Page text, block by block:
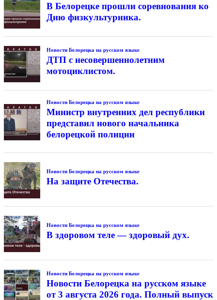
В Белорецке прошли соревнования ко
Дню физкультурника.
Новости Белорецка на русском языке
ДТП с несовершеннолетним
мотоциклистом.
Новости Белорецка на русском языке
Министр внутренних дел республики
представил нового начальника
белорецкой полиции
Новости Белорецка на русском языке
На защите Отечества.
Новости Белорецка на русском языке
В здоровом теле — здоровый дух.
Новости Белорецка на русском языке
Новости Белорецка на русском языке
от 3 августа 2026 года. Полный выпуск